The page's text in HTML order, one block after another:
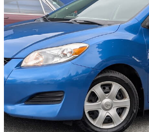
2010 Toyota Matrix
Base280 139 km